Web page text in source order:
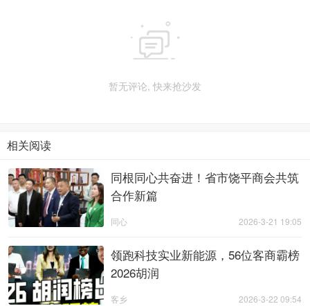

暂无评论, 快来抢沙发
相关阅读
同根同心共奋进！省市饶平商会共筑
合作新篇
2026-3-21 19:05
同心
领跑科技实业新能源，56位客商霸榜
2026胡润
2026-3-22 09:54
客乡